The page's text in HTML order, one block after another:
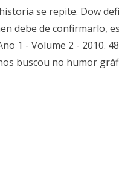
se repite. Dow
debe de confirmarlo,
1 - Volume 2 - 2010.
buscou no humor